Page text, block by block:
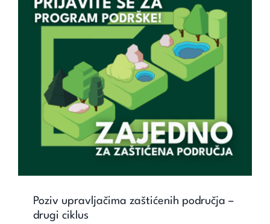
Poziv upravljačima zaštićenih područja
– drugi ciklus
Poziv upravljačima zaštićenih područja –
drugi ciklus